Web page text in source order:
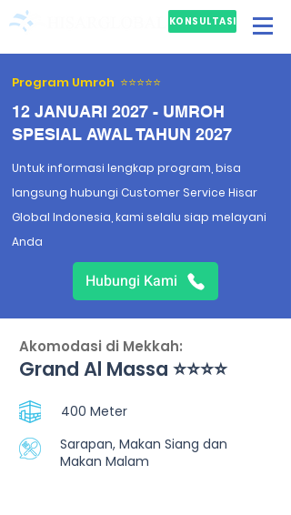
KONSULTASI
Program Umroh ⭐⭐⭐⭐⭐
12 JANUARI 2027 - UMROH
SPESIAL AWAL TAHUN 2027
Untuk informasi lengkap program, bisa
langsung hubungi Customer Service Hisar
Global Indonesia, kami selalu siap melayani
Anda
Hubungi Kami
Akomodasi di Mekkah:
Grand Al Massa ⭐⭐⭐⭐
400 Meter
Sarapan, Makan Siang dan
Makan Malam